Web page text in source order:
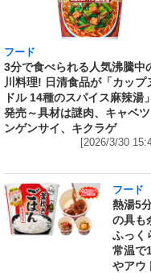
フード
3分で食べられる人気沸騰中
川料理! 日清食品が「カップ
ドル 14種のスパイス麻辣湯
発売～具材は謎肉、キャベ
ンゲンサイ、キクラゲ
[2026/3/30
フード
熱湯5
の具も
ふっく
常温で
やアウ